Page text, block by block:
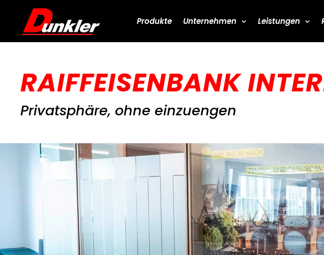
Produkte Unternehmen Leistungen
RAIFFEISENBANK
Privatsphäre, ohne einzuengen